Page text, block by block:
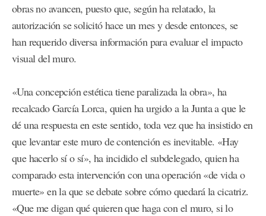
obras no avancen, puesto que, según ha relatado, la
autorización se solicitó hace un mes y desde entonces, se
han requerido diversa información para evaluar el impacto
visual del muro.
«Una concepción estética tiene paralizada la obra», ha
recalcado García Lorca, quien ha urgido a la Junta a que le
dé una respuesta en este sentido, toda vez que ha insistido en
que levantar este muro de contención es inevitable. «Hay
que hacerlo sí o sí», ha incidido el subdelegado, quien ha
comparado esta intervención con una operación «de vida o
muerte» en la que se debate sobre cómo quedará la cicatriz.
«Que me digan qué quieren que haga con el muro, si lo